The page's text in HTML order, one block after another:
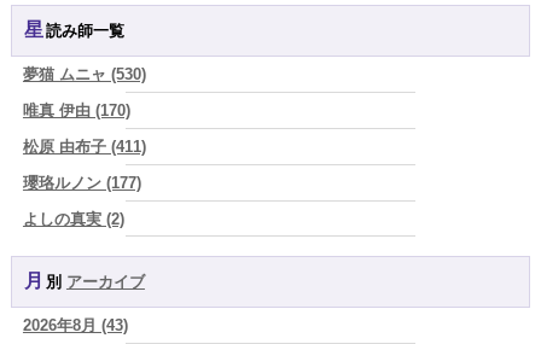
2026年8月7日 癸丑 自分を消さずに、調和を育てる日 (あぐり)
時間は前に進んでいく。後悔は消せないけれど未来を変えていくこと
(真巳華 - Mamika -)
「いいお母さん」という仮面を外した日に、鏡の中に立っていたのは
誰でしたか」 (芽百マミム)
2026/08/07
「運命の人を探して何年も迷った。でも最後に気づく…本当に人生を
狂わせるのは『誰を好きになったか』ではなく、『間違ったタイミン
グを運命だと信じたこと』だった
2026/08/06
真寿の開運Cooking 二段弁当に詰めた、調和のエネルギー。品数が
星読み師一覧
夢猫 ムニャ (530)
唯真 伊由 (170)
松原 由布子 (411)
瓔珞ルノン (177)
よしの真実 (2)
YOSHIKI (58)
よみ (39)
一之森 陽柑 (26)
月別 アーカイブ
2026年8月 (43)